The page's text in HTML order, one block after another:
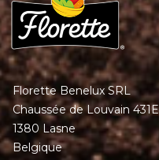
Florette Benelux SRL
Chaussée de Louvain 431E
1380 Lasne
Belgique